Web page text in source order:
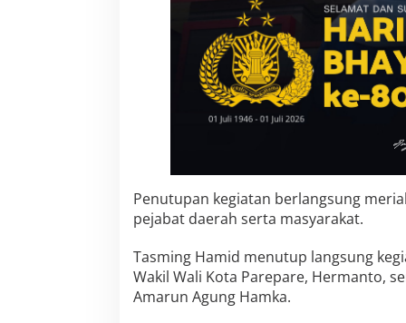
Penutupan kegiatan berlangsung
pejabat daerah serta masyarakat.
Tasming Hamid menutup langsung
Wakil Wali Kota Parepare, Hermanto,
Amarun Agung Hamka.